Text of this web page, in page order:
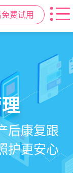
费试用
统
理、
流程管
后康复跟
护更安心
排房、资
满意度
营销、客